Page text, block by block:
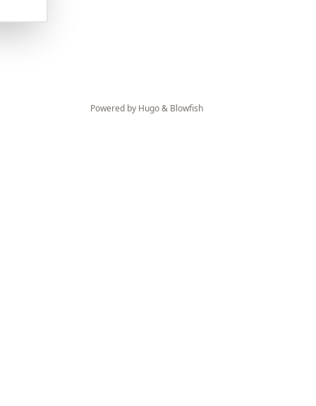
Powered by Hugo& Blowfish